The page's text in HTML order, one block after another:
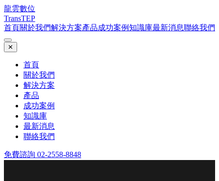
龍雲數位
TransTEP
首頁關於我們解決方案產品成功案例知識庫最新消息聯絡我們
✕
首頁
關於我們
解決方案
產品
成功案例
知識庫
最新消息
聯絡我們
免費諮詢 02-2558-8848